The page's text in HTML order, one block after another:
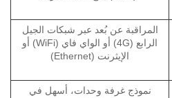
المراقبة عن بُعد عبر شبكات الجيل
الرابع (4G) أو الواي فاي (WiFi) أو
الإيثرنت (Ethernet)
نموذج غرفة وحدات، أسهل في